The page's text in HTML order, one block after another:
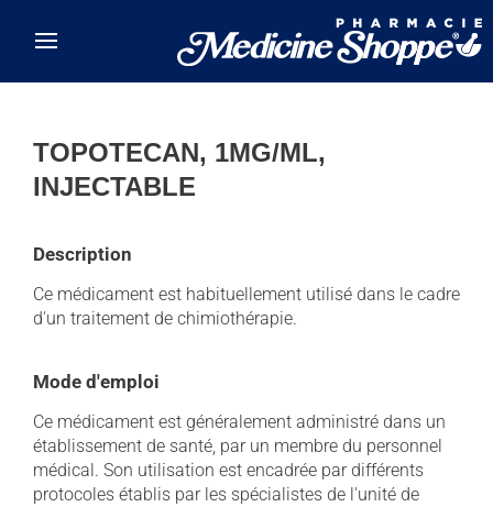
TOPOTECAN, 1MG/ML,
INJECTABLE
Description
Ce médicament est habituellement utilisé dans le cadre
d'un traitement de chimiothérapie.
Mode d'emploi
Ce médicament est généralement administré dans un
établissement de santé, par un membre du personnel
médical. Son utilisation est encadrée par différents
protocoles établis par les spécialistes de l'unité de